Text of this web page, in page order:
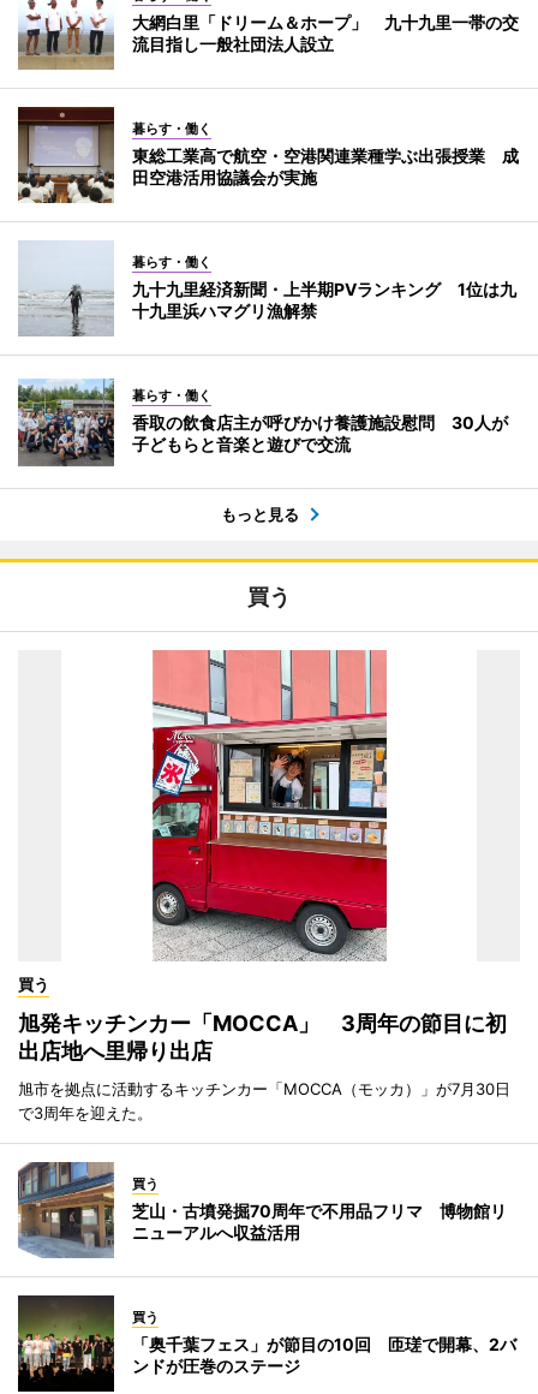
大網白里「ドリーム＆ホープ」 九十九里一帯の交
流目指し一般社団法人設立
暮らす・働く
東総工業高で航空・空港関連業種学ぶ出張授業 成
田空港活用協議会が実施
暮らす・働く
九十九里経済新聞・上半期PVランキング 1位は九
十九里浜ハマグリ漁解禁
暮らす・働く
香取の飲食店主が呼びかけ養護施設慰問 30人が
子どもらと音楽と遊びで交流
もっと見る
買う
買う
旭発キッチンカー「MOCCA」 3周年の節目に初
出店地へ里帰り出店
旭市を拠点に活動するキッチンカー「MOCCA（モッカ）」が7月30日
で3周年を迎えた。
買う
芝山・古墳発掘70周年で不用品フリマ 博物館リ
ニューアルへ収益活用
買う
「奥千葉フェス」が節目の10回 匝瑳で開幕、2バ
ンドが圧巻のステージ